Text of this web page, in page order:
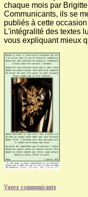
chaque mois par
Communicants, ils se
publiés à cette
L'intégralité des textes
vous expliquant mieux
Vases communicants